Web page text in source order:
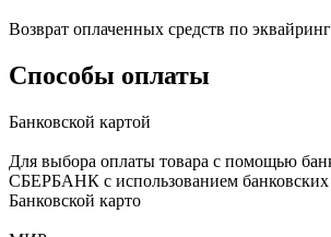
Возврат оплаченных средств по
Способы оплаты
Банковской картой
Для выбора оплаты товара с помощью
СБЕРБАНК с использованием
Банковской карто